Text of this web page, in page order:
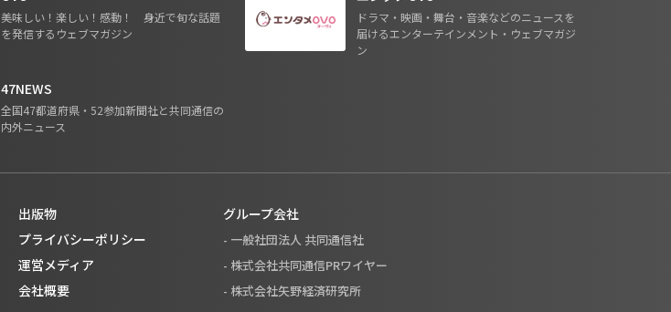
美味しい！楽しい！感動！ 身近で旬な話題
を発信するウェブマガジン
ドラマ・映画・舞台・音楽などのニュースを
届けるエンターテインメント・ウェブマガジ
ン
47NEWS
全国47都道府県・52参加新聞社と共同通信の
内外ニュース
出版物
プライバシーポリシー
運営メディア
会社概要
グループ会社
- 一般社団法人 共同通信社
- 株式会社共同通信PRワイヤー
- 株式会社矢野経済研究所